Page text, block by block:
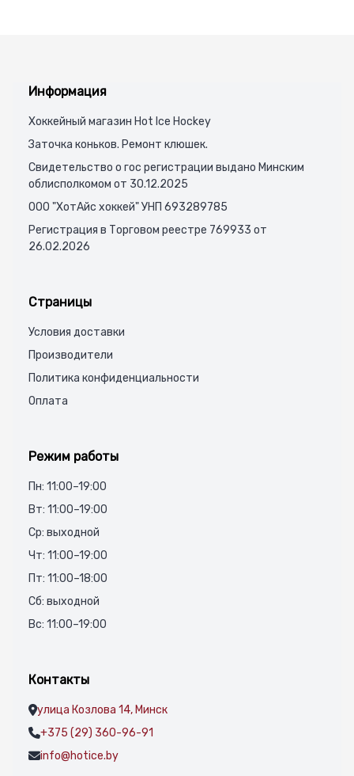
Информация
Хоккейный магазин Hot Ice Hockey
Заточка коньков. Ремонт клюшек.
Свидетельство о гос регистрации выдано Минским
облисполкомом от 30.12.2025
ООО "ХотАйс хоккей" УНП 693289785
Регистрация в Торговом реестре 769933 от
26.02.2026
Страницы
Условия доставки
Производители
Политика конфиденциальности
Оплата
Режим работы
Пн: 11:00–19:00
Вт: 11:00–19:00
Ср: выходной
Чт: 11:00–19:00
Пт: 11:00–18:00
Сб: выходной
Вс: 11:00–19:00
Контакты
улица Козлова 14, Минск
+375 (29) 360-96-91
info@hotice.by